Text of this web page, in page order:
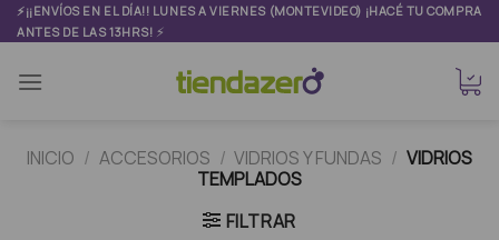
Skip
to
⚡¡¡ENVÍOS EN EL DÍA!! LUNES A VIERNES (MONTEVIDEO) ¡HACÉ TU COMPRA
ANTES DE LAS 13HRS! ⚡
INICIO / ACCESORIOS / VIDRIOS Y FUNDAS / VIDRIOS
TEMPLADOS
FILTRAR